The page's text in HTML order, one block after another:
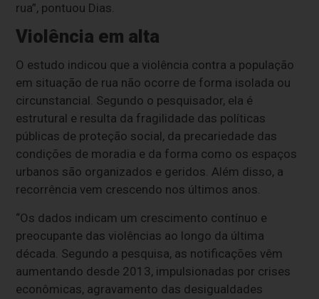
rua”, pontuou Dias.
Violência em alta
O estudo indicou que a violência contra a população
em situação de rua não ocorre de forma isolada ou
circunstancial. Segundo o pesquisador, ela é
estrutural e resulta da fragilidade das políticas
públicas de proteção social, da precariedade das
condições de moradia e da forma como os espaços
urbanos são organizados e geridos. Além disso, a
recorrência vem crescendo nos últimos anos.
“Os dados indicam um crescimento contínuo e
preocupante das violências ao longo da última
década. Segundo a pesquisa, as notificações vêm
aumentando desde 2013, impulsionadas por crises
econômicas, agravamento das desigualdades